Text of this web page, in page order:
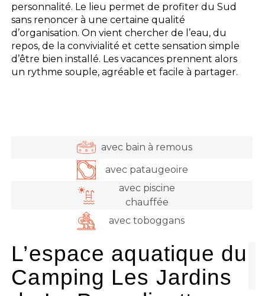
personnalité. Le lieu permet de profiter du Sud
sans renoncer à une certaine qualité
d’organisation. On vient chercher de l’eau, du
repos, de la convivialité et cette sensation simple
d’être bien installé. Les vacances prennent alors
un rythme souple, agréable et facile à partager.
avec bain à remous
avec pataugeoire
avec piscine
chauffée
avec toboggans
L’espace aquatique du
Camping Les Jardins